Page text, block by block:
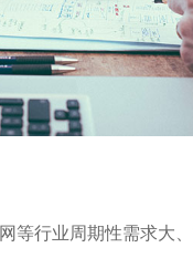
等行业周期性需求大